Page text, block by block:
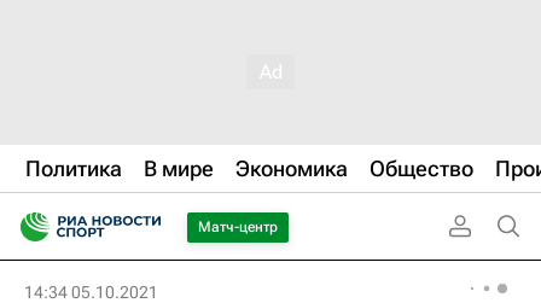
Политика В мире Экономика Общество
Матч-центр
14:34 05.10.2021